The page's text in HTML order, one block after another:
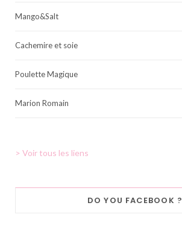
Mango&Salt
Cachemire et soie
Poulette Magique
Marion Romain
> Voir tous les liens
DO YOU FACEBOOK ?